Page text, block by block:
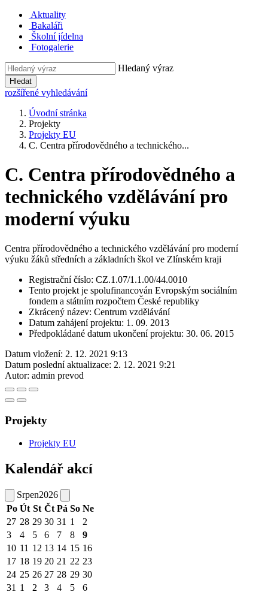
Aktuality
Bakaláři
Školní jídelna
Fotogalerie
Hledaný výraz
Hledat
rozšířené vyhledávání
Úvodní stránka
Projekty
Projekty EU
C. Centra přírodovědného a technického...
C. Centra přírodovědného a
technického vzdělávání pro
moderní výuku
Centra přírodovědného a technického vzdělávání pro moderní
výuku žáků středních a základních škol ve Zlínském kraji
Registrační číslo: CZ.1.07/1.1.00/44.0010
Tento projekt je spolufinancován Evropským sociálním
fondem a státním rozpočtem České republiky
Zkrácený název: Centrum vzdělávání
Datum zahájení projektu: 1. 09. 2013
Předpokládané datum ukončení projektu: 30. 06. 2015
Datum vložení: 2. 12. 2021 9:13
Datum poslední aktualizace: 2. 12. 2021 9:21
Autor: admin prevod
Projekty
Projekty EU
Kalendář akcí
Srpen2026
Po Út St Čt Pá So Ne
27 28 29 30 31 1
2
3
4 5 6 7 8
9
10 11 12 13 14 15 16
17 18 19 20 21 22 23
24 25 26 27 28 29 30
31 1 2 3 4 5 6